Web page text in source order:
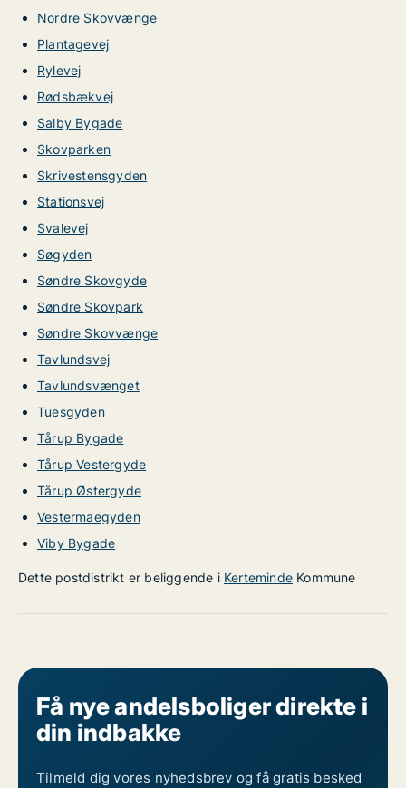
Nordre Skovvænge
Plantagevej
Rylevej
Rødsbækvej
Salby Bygade
Skovparken
Skrivestensgyden
Stationsvej
Svalevej
Søgyden
Søndre Skovgyde
Søndre Skovpark
Søndre Skovvænge
Tavlundsvej
Tavlundsvænget
Tuesgyden
Tårup Bygade
Tårup Vestergyde
Tårup Østergyde
Vestermaegyden
Viby Bygade
Dette postdistrikt er beliggende i Kerteminde Kommune
Få nye andelsboliger direkte i
din indbakke
Tilmeld dig vores nyhedsbrev og få gratis besked